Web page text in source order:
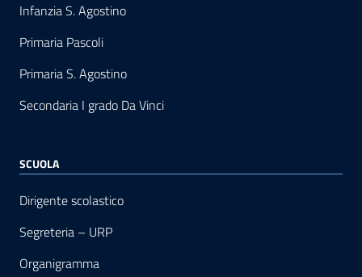
Infanzia S. Agostino
Primaria Pascoli
Primaria S. Agostino
Secondaria I grado Da Vinci
SCUOLA
Dirigente scolastico
Segreteria – URP
Organigramma